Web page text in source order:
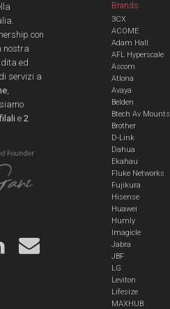
con
nostra
ed
servizi a
,
e 2
Brands
3CX
ACOME
Adam Hall
AFL Hyperscale
Ascom
Atlona
Avaya
Belden
Btech Av Mounts
Brother
D-Link
Dahua
Ekahau
Fluke Networks
Fujikura
Hisense
Huawei
Humly
Imagicle
Jabra
JBF
LG
Leviton
Lifesize
MAXHUB